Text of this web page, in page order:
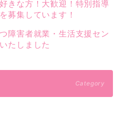
きな方！大歓迎！特別指導
募集しています！
障害者就業・生活支援セン
たしました
Category